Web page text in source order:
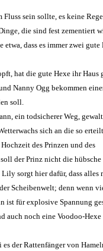
sein sollte, es keine
die sind fest zementiert
dass es immer zwei gute
hat die gute Hexe ihr Haus
Nanny Ogg bekommen
soll.
ein todsicherer Weg,
sich an die so
des Prinzen und des
der Prinz nicht die
sorgt hier dafür, dass alles
Scheibenwelt; denn wenn
ist für explosive Spannung
auch noch eine Voodoo-Hexe
der Rattenfänger von